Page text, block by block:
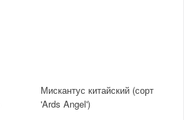
Мискантус китайский (сорт
'Ards Angel')